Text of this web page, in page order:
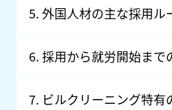
5. 外国人材の主な採用ル
6. 採用から就労開始まで
7. ビルクリーニング特有